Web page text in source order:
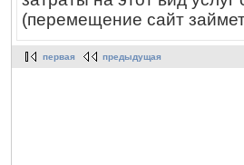
(перемещение сайт
первая предыдущая